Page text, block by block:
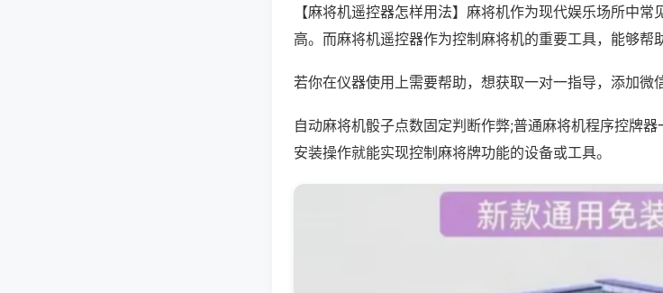
【麻将机遥控器怎样用法】麻将机作为现代娱乐场所中
高。而麻将机遥控器作为控制麻将机的重要工具，能够帮
若你在仪器使用上需要帮助，想获取一对一指导，添加微
自动麻将机骰子点数固定判断作弊;普通麻将机程序控牌
安装操作就能实现控制麻将牌功能的设备或工具。